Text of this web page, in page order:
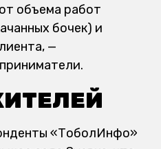
объема работ
бочек) и
—
«ТоболИнфо»